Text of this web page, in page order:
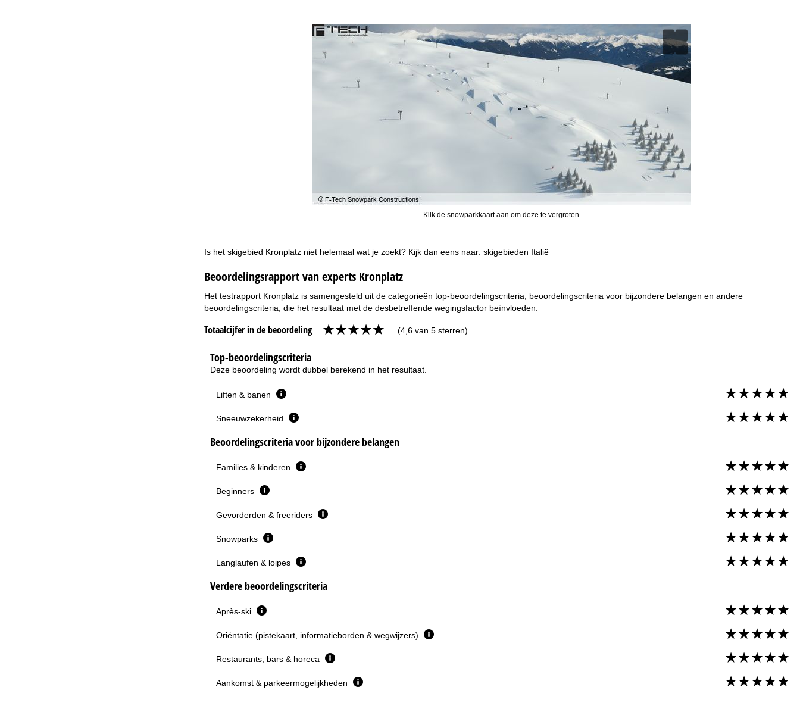
Klik de snowparkkaart aan om deze te vergroten.
Is het skigebied Kronplatz niet helemaal wat je zoekt? Kijk dan eens naar: skigebieden Italië
Beoordelingsrapport van experts Kronplatz
Het testrapport Kronplatz is samengesteld uit de categorieën top-beoordelingscriteria, beoordelingscriteria voor bijzondere belangen en andere
beoordelingscriteria, die het resultaat met de desbetreffende wegingsfactor beïnvloeden.
Totaalcijfer in de beoordeling (4,6 van 5 sterren)
Top-beoordelingscriteria
Deze beoordeling wordt dubbel berekend in het resultaat.
Liften & banen
Sneeuwzekerheid
Beoordelingscriteria voor bijzondere belangen
Families & kinderen
Beginners
Gevorderden & freeriders
Snowparks
Langlaufen & loipes
Verdere beoordelingscriteria
Après-ski
Oriëntatie (pistekaart, informatieborden & wegwijzers)
Restaurants, bars & horeca
Aankomst & parkeermogelijkheden